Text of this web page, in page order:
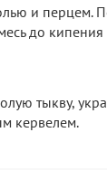
и перцем.
до кипения
тыкву,
кервелем.